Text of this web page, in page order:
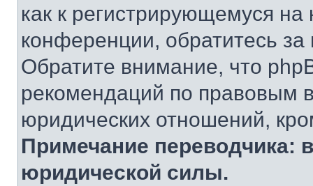
как к регистрирующемуся
конференции, обратитесь
Обратите внимание, что
рекомендаций по правовым
юридических отношений,
Примечание переводчика:
юридической силы.